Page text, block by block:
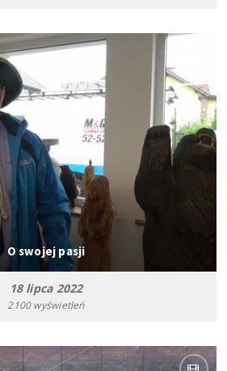
O swojej pasji
18 lipca 2022
2100 wyświetleń